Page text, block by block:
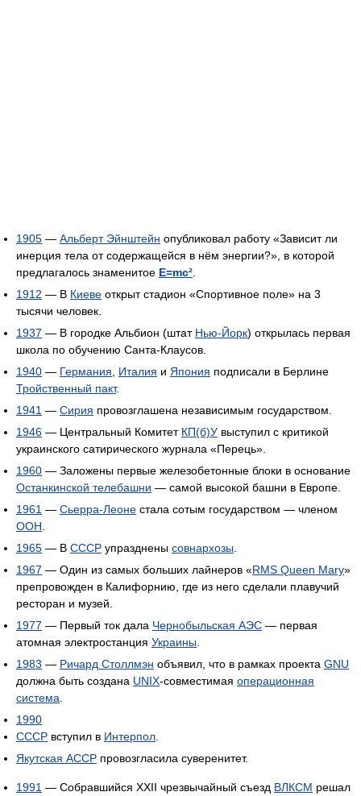
1905 — Альберт Эйнштейн опубликовал работу «Зависит ли
инерция тела от содержащейся в нём энергии?», в которой
предлагалось знаменитое E=mc²
1912 — В Киеве открыт стадион «Спортивное поле» на 3
тысячи человек.
1937 — В городке Альбион (штат Нью-Йорк) открылась первая
школа по обучению Санта-Клаусов.
1940 — Германия Италия и Япония подписали в Берлине
Тройственный пакт.
1941 — Сирия провозглашена независимым государством.
1946 — Центральный Комитет КП(б)У выступил с критикой
украинского сатирического журнала «Перець».
1960 — Заложены первые железобетонные блоки в основание
Останкинской телебашни — самой высокой башни в Европе.
1961 — Сьерра-Леоне стала сотым государством — членом
ООН
1965 — В СССР упразднены совнархозы
1967 — Один из самых больших лайнеров «RMS Queen Mary»
препровожден в Калифорнию, где из него сделали плавучий
ресторан и музей.
1977 — Первый ток дала Чернобыльская АЭС — первая
атомная электростанция Украины
1983 — Ричард Столлмэн объявил, что в рамках проекта GNU
должна быть создана UNIX-совместимая операционная
система
1990
СССР вступил в Интерпол
Якутская АССР провозгласила суверенитет.
1991 — Собравшийся XXII чрезвычайный съезд ВЛКСМ решал